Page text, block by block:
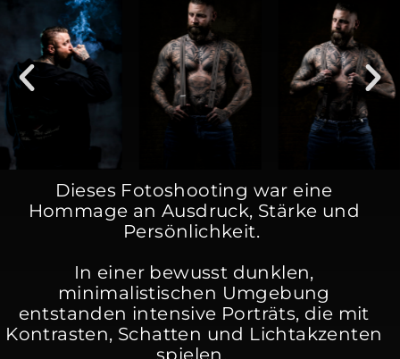
Dieses Fotoshooting war eine
Hommage an Ausdruck, Stärke und
Persönlichkeit.
In einer bewusst dunklen,
minimalistischen Umgebung
entstanden intensive Porträts, die mit
Kontrasten, Schatten und Lichtakzenten
spielen.